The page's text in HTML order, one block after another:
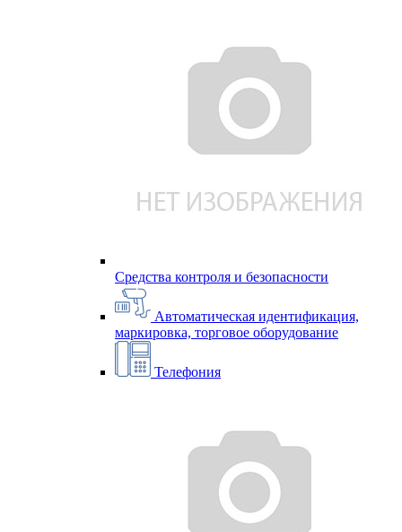
Средства контроля и безопасности
Автоматическая идентификация,
маркировка, торговое оборудование
Телефония